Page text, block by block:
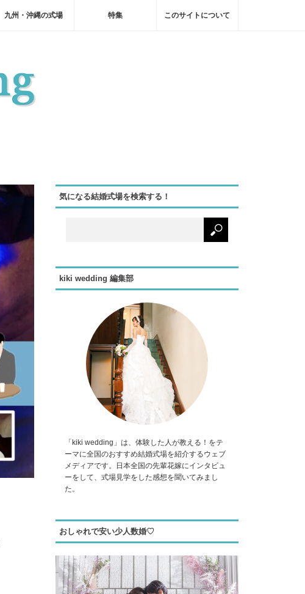
九州・沖縄の式場 特集 このサイトについて
気になる結婚式場を検索する！
kiki wedding 編集部
「kiki wedding」は、体験した人が教える！をテ
ーマに全国のおすすめ結婚式場を紹介するウェブ
メディアです。日本全国の先輩花嫁にインタビュ
ーをして、式場見学をした感想を聞いてみまし
た。
おしゃれで安い少人数婚♡